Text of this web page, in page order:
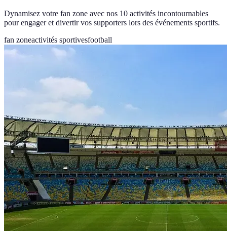
Dynamisez votre fan zone avec nos 10 activités incontournables
pour engager et divertir vos supporters lors des événements sportifs.
fan zoneactivités sportivesfootball